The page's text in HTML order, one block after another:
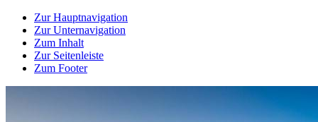
Zur Hauptnavigation
Zur Unternavigation
Zum Inhalt
Zur Seitenleiste
Zum Footer